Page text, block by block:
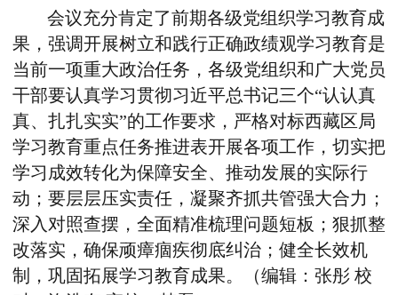
会议充分肯定了前期各级党组织学习教育成
果，强调开展树立和践行正确政绩观学习教育是
当前一项重大政治任务，各级党组织和广大党员
干部要认真学习贯彻习近平总书记三个“认认真
真、扎扎实实”的工作要求，严格对标西藏区局
学习教育重点任务推进表开展各项工作，切实把
学习成效转化为保障安全、推动发展的实际行
动；要层层压实责任，凝聚齐抓共管强大合力；
深入对照查摆，全面精准梳理问题短板；狠抓整
改落实，确保顽瘴痼疾彻底纠治；健全长效机
制，巩固拓展学习教育成果。（编辑：张彤 校